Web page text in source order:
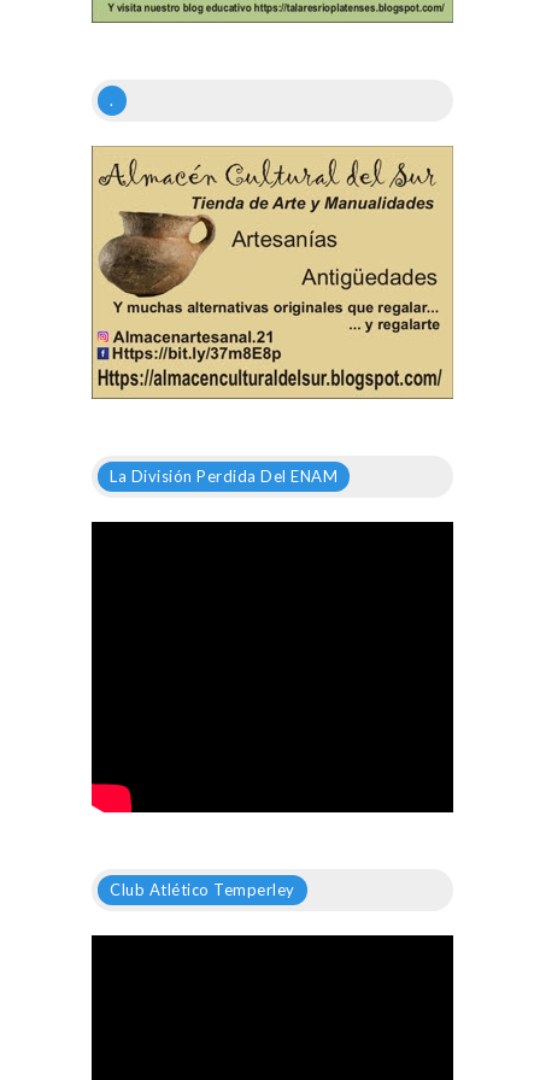
.
La División Perdida Del ENAM
Club Atlético Temperley